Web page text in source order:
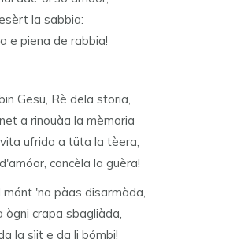
la sabbia:
e piena de rabbia!
Gesü, Rè dela storia,
a rinouàa la mèmoria
ufrida a tüta la tèera,
cancèla la guèra!
'na pàas disarmàda,
ògni crapa sbagliàda,
la sìit e da li bómbi!